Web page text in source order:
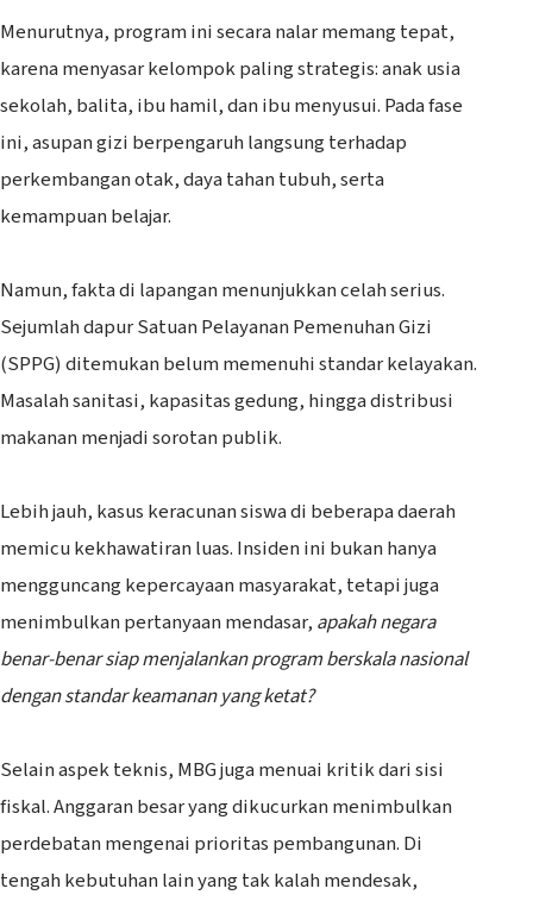
‎Menurutnya, program ini secara nalar memang tepat,
karena menyasar kelompok paling strategis: anak usia
sekolah, balita, ibu hamil, dan ibu menyusui. Pada fase
ini, asupan gizi berpengaruh langsung terhadap
perkembangan otak, daya tahan tubuh, serta
kemampuan belajar.
‎Namun, fakta di lapangan menunjukkan celah serius.
Sejumlah dapur Satuan Pelayanan Pemenuhan Gizi
(SPPG) ditemukan belum memenuhi standar kelayakan.
Masalah sanitasi, kapasitas gedung, hingga distribusi
makanan menjadi sorotan publik.
‎Lebih jauh, kasus keracunan siswa di beberapa daerah
memicu kekhawatiran luas. Insiden ini bukan hanya
mengguncang kepercayaan masyarakat, tetapi juga
menimbulkan pertanyaan mendasar, apakah negara
benar-benar siap menjalankan program berskala nasional
dengan standar keamanan yang ketat?
‎Selain aspek teknis, MBG juga menuai kritik dari sisi
fiskal. Anggaran besar yang dikucurkan menimbulkan
perdebatan mengenai prioritas pembangunan. Di
tengah kebutuhan lain yang tak kalah mendesak,